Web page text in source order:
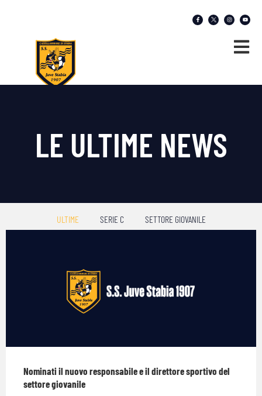
LE ULTIME NEWS
ULTIME SERIE C SETTORE GIOVANILE
Nominati il nuovo responsabile e il direttore sportivo del
settore giovanile